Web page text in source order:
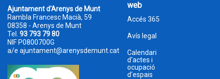
Ajuntament d'Arenys de Munt
Rambla Francesc Macià, 59
08358 - Arenys de Munt
Tel. 93 793 79 80
NIF P0800700G
a/e ajuntament@arenysdemunt.cat
web
Accés 365
Avís legal
Calendari
d'actes i
ocupació
d'espais